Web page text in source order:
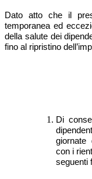
Dato atto che il
temporanea ed
della salute dei
fino al ripristino
Di
giornate
con i
seguenti